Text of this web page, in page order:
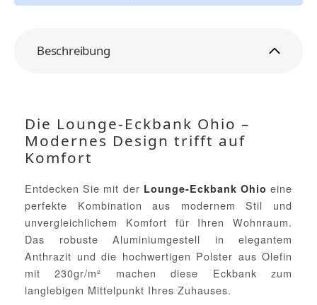
Beschreibung
Die Lounge-Eckbank Ohio –
Modernes Design trifft auf
Komfort
Entdecken Sie mit der Lounge-Eckbank Ohio eine
perfekte Kombination aus modernem Stil und
unvergleichlichem Komfort für Ihren Wohnraum.
Das robuste Aluminiumgestell in elegantem
Anthrazit und die hochwertigen Polster aus Olefin
mit 230gr/m² machen diese Eckbank zum
langlebigen Mittelpunkt Ihres Zuhauses.